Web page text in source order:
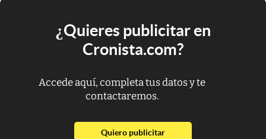
¿Quieres publicitar en
Cronista.com?
Accede aquí, completa tus datos y te
contactaremos.
Quiero publicitarabre en nueva pestaña